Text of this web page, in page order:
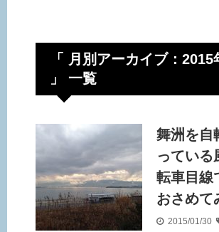
「 月別アーカイブ：2015
」 一覧
舞洲を自
っている
転車目線
おさめて
2015/01/30